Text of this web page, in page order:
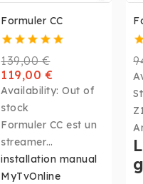
Formuler CC
139,00 €
119,00 €
Availability:Out of
stock
Formuler CC est un
streamer
multimédia OTT
Android et un DVR
installation manual
MyTvOnline